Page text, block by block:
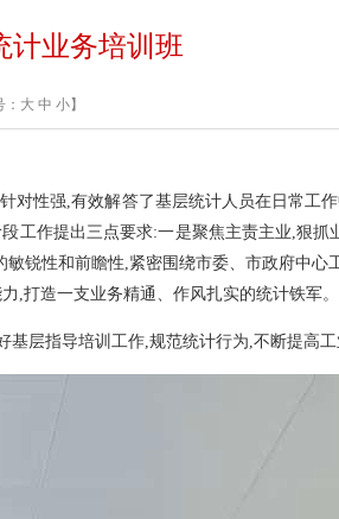
计业务培训班
大 中 小】
对性强,有效解答了基层统计人员在日常工
工作提出三点要求:一是聚焦主责主业,狠抓
锐性和前瞻性,紧密围绕市委、市政府中心
,打造一支业务精通、作风扎实的统计铁军。
基层指导培训工作,规范统计行为,不断提高